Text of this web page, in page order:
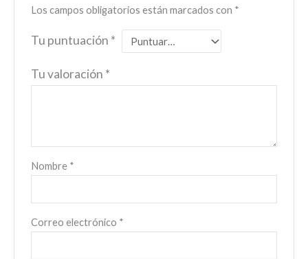
Los campos obligatorios están marcados con *
Tu puntuación *
Tu valoración *
Nombre *
Correo electrónico *